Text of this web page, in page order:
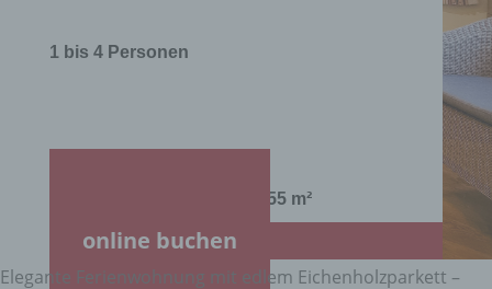
1 bis 4 Personen
2 Zimmer Ferienwohnung 55 m²
online buchen
Elegante Ferienwohnung mit edlem Eichenholzparkett –